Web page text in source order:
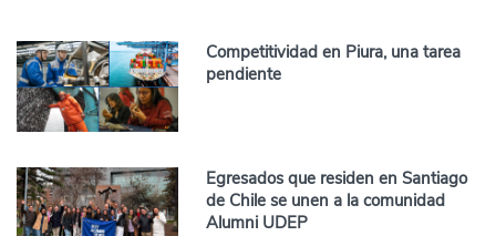
Competitividad en Piura, una tarea
pendiente
Egresados que residen en Santiago
de Chile se unen a la comunidad
Alumni UDEP